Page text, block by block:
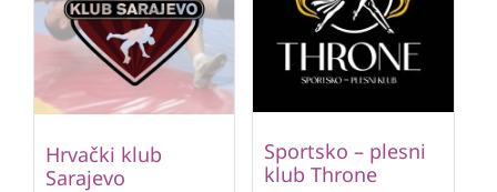
Hrvački klub
Sarajevo
Sportsko – plesni
klub Throne